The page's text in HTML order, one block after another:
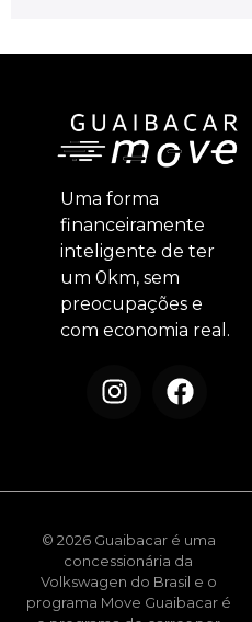
Uma forma
financeiramente
inteligente de ter
um 0km, sem
preocupações e
com economia real.
© 2026 Guaibacar é uma
concessionária da
Volkswagen do Brasil e o
programa Move Guaibacar é